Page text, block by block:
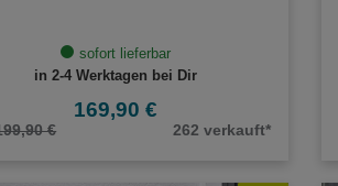
sofort lieferbar
in 2-4 Werktagen bei Dir
169,90 €
€ 262 verkauft*